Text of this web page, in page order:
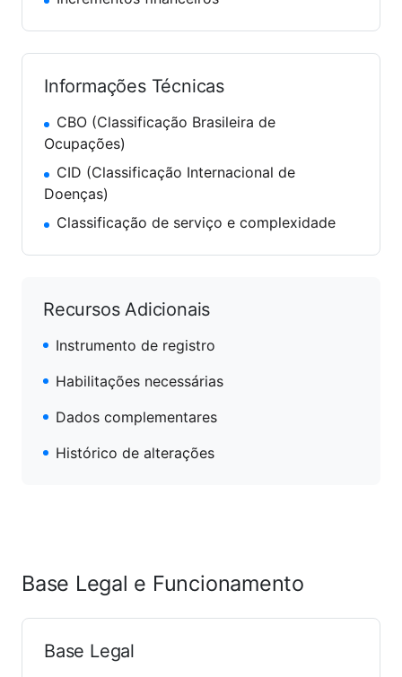
Informações Técnicas
CBO (Classificação Brasileira de
Ocupações)
CID (Classificação Internacional de
Doenças)
Classificação de serviço e complexidade
Recursos Adicionais
Instrumento de registro
Habilitações necessárias
Dados complementares
Histórico de alterações
Base Legal e Funcionamento
Base Legal